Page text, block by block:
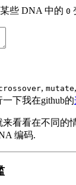
些 DNA 中的 0
, mutate
一下我在github的
看看在不同的
编码.